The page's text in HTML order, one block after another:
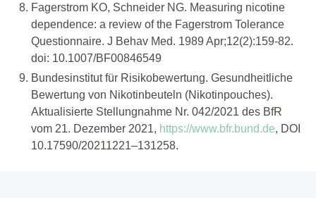
Fagerstrom KO, Schneider NG. Measuring nicotine
dependence: a review of the Fagerstrom Tolerance
Questionnaire. J Behav Med. 1989 Apr;12(2):159-82.
doi: 10.1007/BF00846549
Bundesinstitut für Risikobewertung. Gesundheitliche
Bewertung von Nikotinbeuteln (Nikotinpouches).
Aktualisierte Stellungnahme Nr. 042/2021 des BfR
vom 21. Dezember 2021, https://www.bfr.bund.de, DOI
10.17590/20211221–131258.